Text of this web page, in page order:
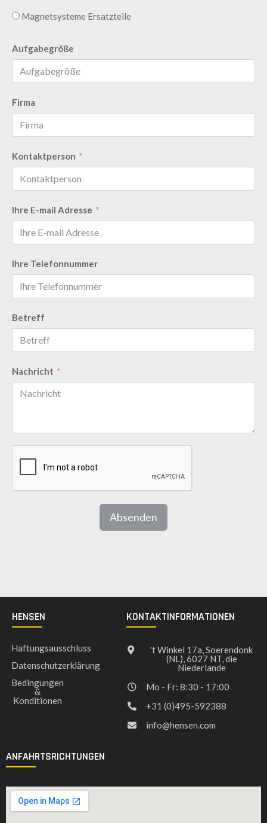
Magnetsysteme Ersatzteile
Aufgabegröße
Firma
Kontaktperson
Ihre E-mail Adresse
Ihre Telefonnummer
Betreff
Nachricht
Absenden
HENSEN
Haftungsausschluss
Datenschutzerklärung
Bedingungen
&
Konditionen
KONTAKTINFORMATIONEN
't Winkel 17a, Soerendonk
(NL), 6027 NT, die
Niederlande
Mo - Fr: 8:30 - 17:00
+31 (0)495-592388
info@hensen.com
ANFAHRTSRICHTUNGEN